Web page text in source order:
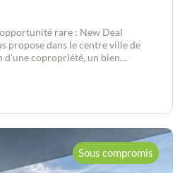
rare : New Deal
propose dans le centre ville de
d'une copropriété, un bien
deux appartements
ses deux entrées. L'ensemble
finalisation : WC, ballon d'eau
meuble de salle d’eau etc .. Le
Sous compromis